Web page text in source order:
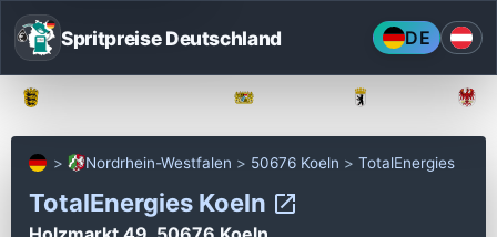
Spritpreise Deutschland DE
Nordrhein-Westfalen 50676 Koeln TotalEnergies
TotalEnergies Koeln